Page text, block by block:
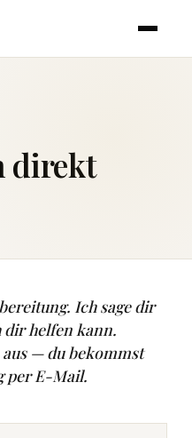
direkt
Ich sage dir
dir helfen kann.
— du bekommst
per E-Mail.